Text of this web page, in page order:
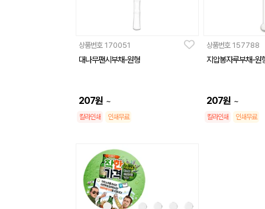
상품번호 170051
대나무팬시부채-원형
207원 ~
칼라인쇄 인쇄무료
상품번호 157788
지압봉자루부채-원
207원 ~
칼라인쇄 인쇄무료